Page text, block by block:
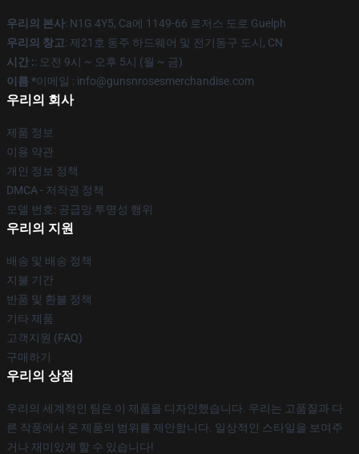
우리의 본사: N1G 4Y5, Ca에 1149-66 로저스 도로 Guelph
우리의 창고: 제21호 동주 하드웨어 및 전기동구 도시, CN
시간 :: 오전 9시 ~ 오후 5시 (월 ~ 금)
이름 *이메일 : info@gunsnrosesmerchandise.com
우리의 회사
제품 정보
이용 약관
개인 정보 정책
DMCA - 저작권 정책
모델 번호: 공급망 투명성 행위
우리의 지원
배송 및 배송 정책
지불 기간
반품 및 환불 정책
기타 제품
고객지원 (FAQ)
구매하기
우리의 상점
우리의 세계적인 팀은 이 제품을 디자인했습니다. 우리는 고품질과 다
른 작풍에서 온 제품의 범위를 제안합니다. 일상적인 스타일을 보여주
거나 재미있게 할 수 있습니다!